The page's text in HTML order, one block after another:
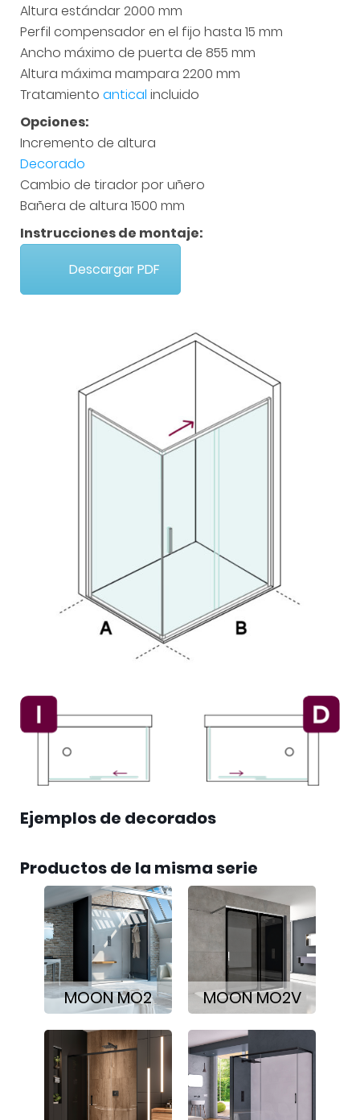
Altura estándar 2000 mm
Perfil compensador en el fijo hasta 15 mm
Ancho máximo de puerta de 855 mm
Altura máxima mampara 2200 mm
Tratamiento antical incluido
Opciones:
Incremento de altura
Decorado
Cambio de tirador por uñero
Bañera de altura 1500 mm
Instrucciones de montaje:
Descargar PDF
Ejemplos de decorados
Productos de la misma serie
MOON MO2 MOON MO2V